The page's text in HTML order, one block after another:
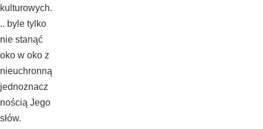
kulturowych.
.. byle tylko
nie stanąć
oko w oko z
nieuchronną
jednoznacz
nością Jego
słów.